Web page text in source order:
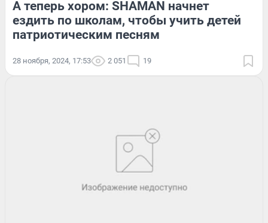
А теперь хором: SHAMAN начнет
ездить по школам, чтобы учить детей
патриотическим песням
28 ноября, 2024, 17:53 2 051 19